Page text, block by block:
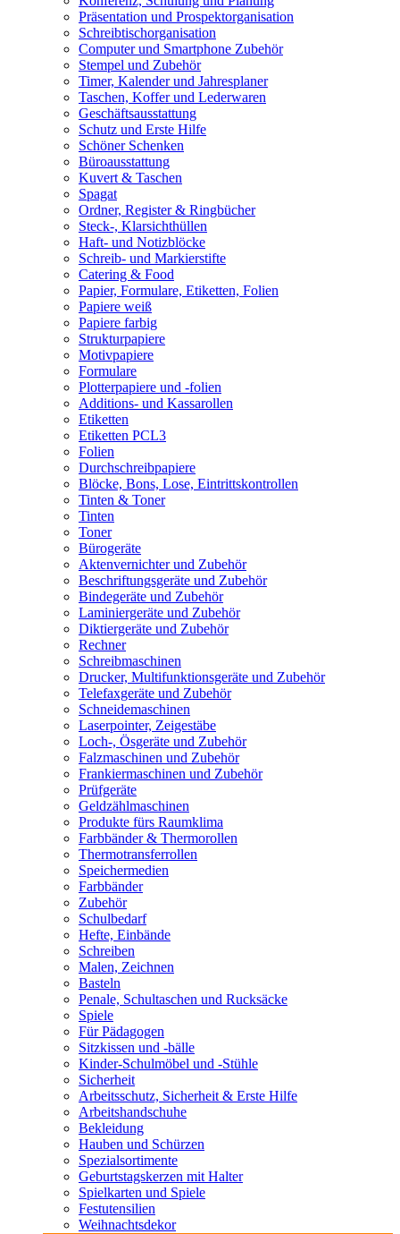
Präsentation und Prospektorganisation
Schreibtischorganisation
Computer und Smartphone Zubehör
Stempel und Zubehör
Timer, Kalender und Jahresplaner
Taschen, Koffer und Lederwaren
Geschäftsausstattung
Schutz und Erste Hilfe
Schöner Schenken
Büroausstattung
Kuvert & Taschen
Spagat
Ordner, Register & Ringbücher
Steck-, Klarsichthüllen
Haft- und Notizblöcke
Schreib- und Markierstifte
Catering & Food
Papier, Formulare, Etiketten, Folien
Papiere weiß
Papiere farbig
Strukturpapiere
Motivpapiere
Formulare
Plotterpapiere und -folien
Additions- und Kassarollen
Etiketten
Etiketten PCL3
Folien
Durchschreibpapiere
Blöcke, Bons, Lose, Eintrittskontrollen
Tinten & Toner
Tinten
Toner
Bürogeräte
Aktenvernichter und Zubehör
Beschriftungsgeräte und Zubehör
Bindegeräte und Zubehör
Laminiergeräte und Zubehör
Diktiergeräte und Zubehör
Rechner
Schreibmaschinen
Drucker, Multifunktionsgeräte und Zubehör
Telefaxgeräte und Zubehör
Schneidemaschinen
Laserpointer, Zeigestäbe
Loch-, Ösgeräte und Zubehör
Falzmaschinen und Zubehör
Frankiermaschinen und Zubehör
Prüfgeräte
Geldzählmaschinen
Produkte fürs Raumklima
Farbbänder & Thermorollen
Thermotransferrollen
Speichermedien
Farbbänder
Zubehör
Schulbedarf
Hefte, Einbände
Schreiben
Malen, Zeichnen
Basteln
Penale, Schultaschen und Rucksäcke
Spiele
Für Pädagogen
Sitzkissen und -bälle
Kinder-Schulmöbel und -Stühle
Sicherheit
Arbeitsschutz, Sicherheit & Erste Hilfe
Arbeitshandschuhe
Bekleidung
Hauben und Schürzen
Spezialsortimente
Geburtstagskerzen mit Halter
Spielkarten und Spiele
Festutensilien
Weihnachtsdekor